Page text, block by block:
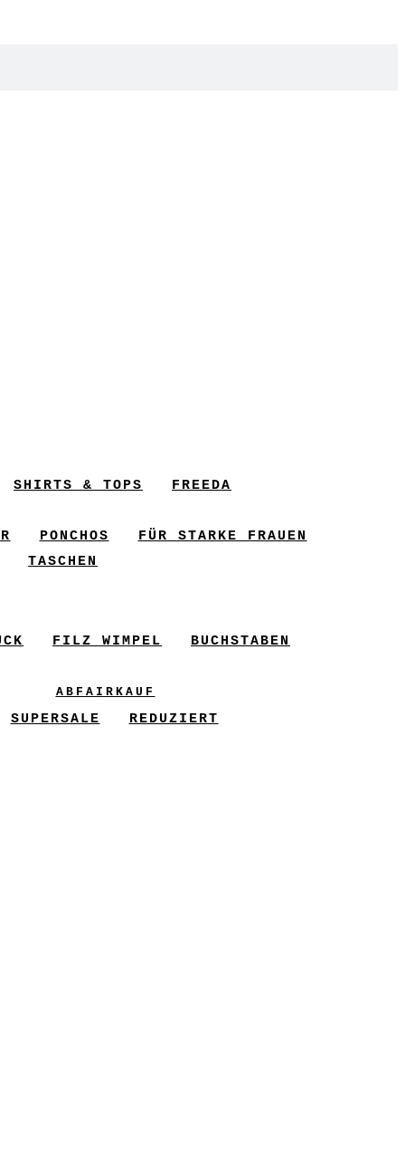
SHIRTS & TOPS FREEDA
PONCHOS
FÜR STARKE FRAUEN
TASCHEN
FILZ WIMPEL BUCHSTABEN
ABFAIRKAUF
SUPERSALE REDUZIERT